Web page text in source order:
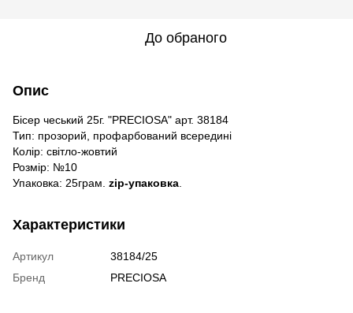
До обраного
Опис
Бісер чеський 25г. "PRECIOSA" арт. 38184
Тип: прозорий, профарбований всередині
Колір: світло-жовтий
Розмір: №10
Упаковка: 25грам. zip-упаковка
Характеристики
Артикул
38184/25
Бренд
PRECIOSA